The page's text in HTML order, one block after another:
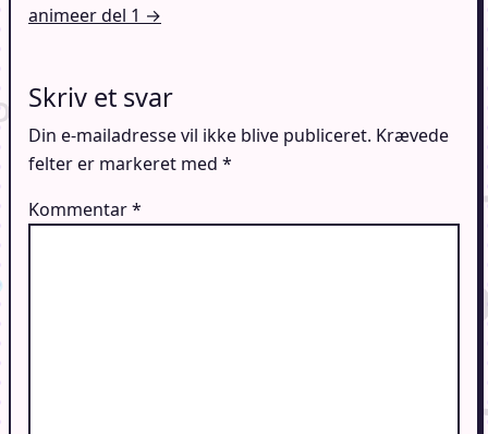
animeer del 1 →
Skriv et svar
Din e-mailadresse vil ikke blive publiceret. Krævede
felter er markeret med *
Kommentar*